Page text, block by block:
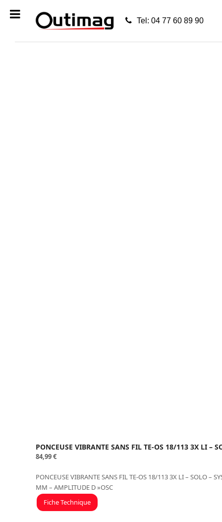
Tel: 04 77 60 89 90
PONCEUSE VIBRANTE SANS FIL TE-OS 18/113 3X LI –
84,99€
PONCEUSE VIBRANTE SANS FIL TE-OS 18/113 3X LI – SOLO –
MM – AMPLITUDE D »OSC
Fiche Technique